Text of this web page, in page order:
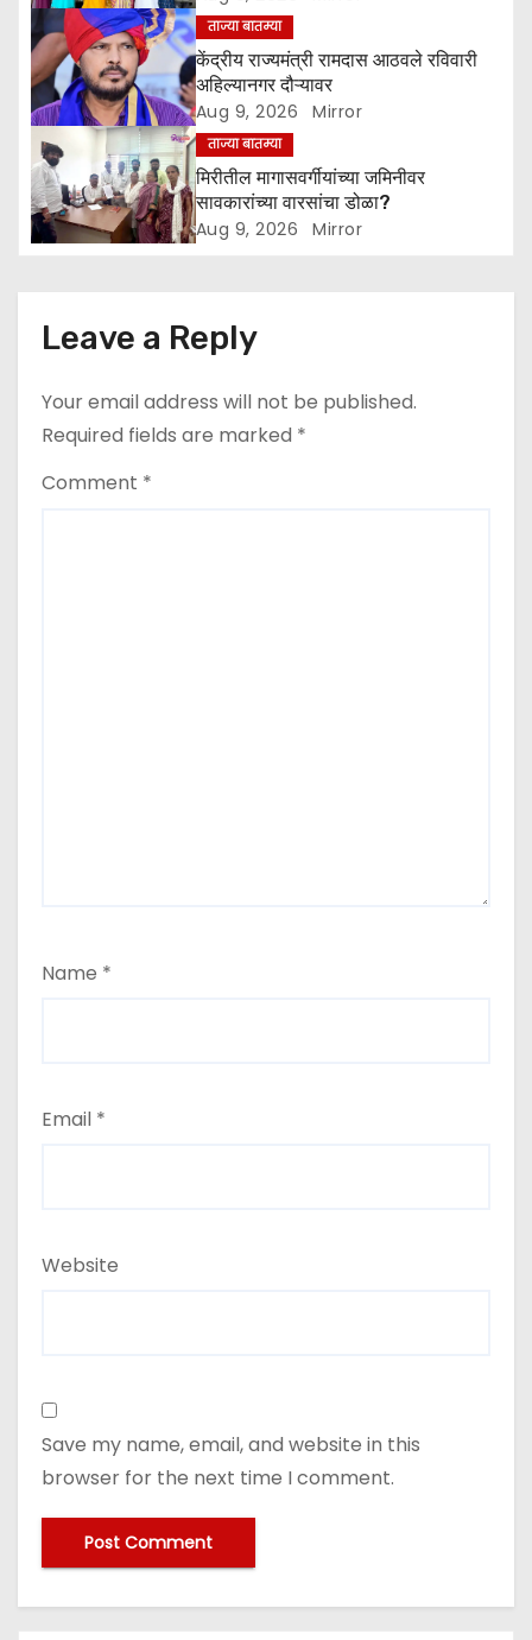
t
i
o
n
ताज्या बातम्या
केंद्रीय राज्यमंत्री रामदास आठवले रविवारी
अहिल्यानगर दौऱ्यावर
Aug 9, 2026 Mirror
ताज्या बातम्या
मिरीतील मागासवर्गीयांच्या जमिनीवर
सावकारांच्या वारसांचा डोळा?
Aug 9, 2026 Mirror
Leave a Reply
Your email address will not be published.
Required fields are marked *
Comment *
Name *
Email *
Website
Save my name, email, and website in this
browser for the next time I comment.